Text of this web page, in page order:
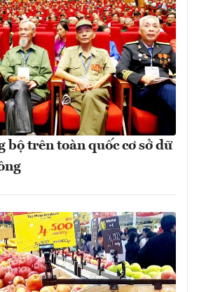
bộ trên toàn quốc cơ sở dữ